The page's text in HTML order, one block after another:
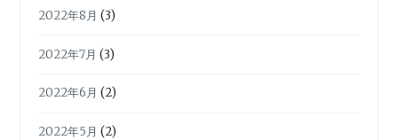
2022年8月 (3)
2022年7月 (3)
2022年6月 (2)
2022年5月 (2)